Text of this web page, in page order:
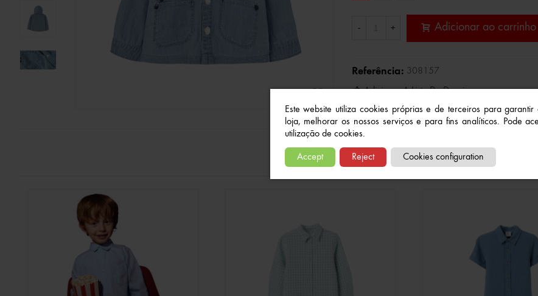
Este website utiliza cookies próprias e de terceiros para
loja, melhorar os nossos serviços e para fins analíticos. Pode
utilização de cookies.
Accept Reject Cookies configuration
- + Adicionar ao carrinho
Referência: 308157
Adicionar A Lista De Desejos
Produtos relacionados